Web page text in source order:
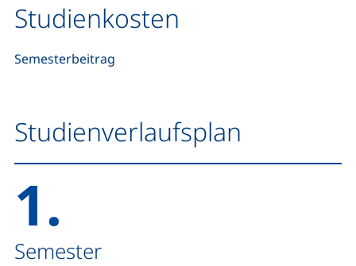
Studienkosten
Semesterbeitrag
Studienverlaufsplan
1.
Semester